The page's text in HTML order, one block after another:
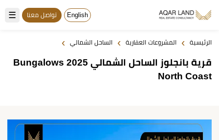
☰ English تواصل معنا
الرئيسية › المشروعات العقارية › الساحل الشمالي ›
قرية بانجلوز الساحل الشمالي 2025 Bungalows
North Coast